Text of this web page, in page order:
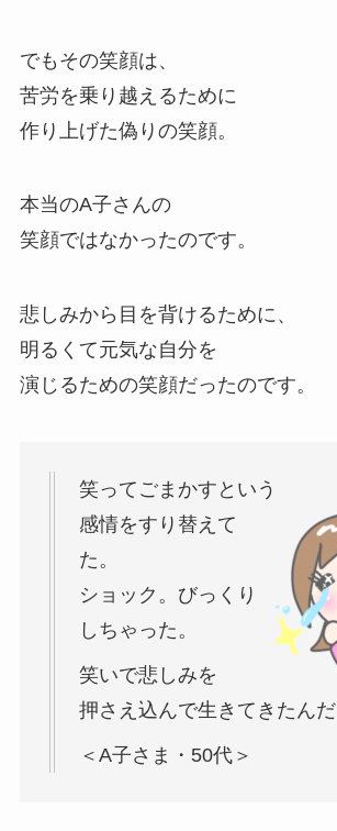
でもその笑顔は、
苦労を乗り越えるために
作り上げた偽りの笑顔。
本当のA子さんの
笑顔ではなかったのです。
悲しみから目を背けるために、
明るくて元気な自分を
演じるための笑顔だったのです。
笑ってごまかすという
感情をすり替えて
た。
ショック。びっくり
しちゃった。
笑いで悲しみを
押さえ込んで生きてきたんだ
＜A子さま・50代＞